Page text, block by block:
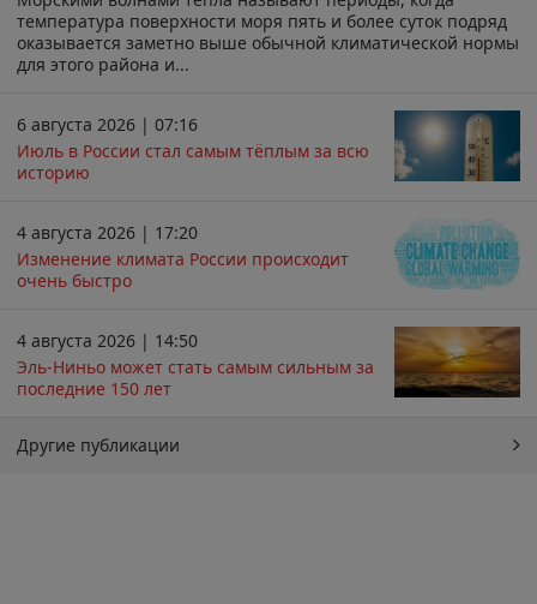
температура поверхности моря пять и более суток подряд
оказывается заметно выше обычной климатической нормы
для этого района и...
6 августа 2026 | 07:16
Июль в России стал самым тёплым за всю
историю
4 августа 2026 | 17:20
Изменение климата России происходит
очень быстро
4 августа 2026 | 14:50
Эль-Ниньо может стать самым сильным за
последние 150 лет
Другие публикации